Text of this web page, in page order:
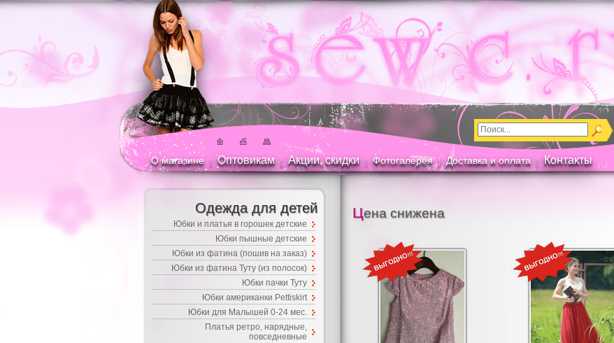
О магазине | Оптовикам | Акции, скидки | Фотогалерея | Доставка и оплата | Контакты
Цена снижена
Одежда для детей
Юбки и платья в горошек детские
Юбки пышные детские
Юбки из фатина (пошив на заказ)
Юбки из фатина Туту (из полосок)
Юбки пачки Туту
Юбки американки Pettiskirt
Юбки для Малышей 0-24 мес.
Платья ретро, нарядные,
повседневные